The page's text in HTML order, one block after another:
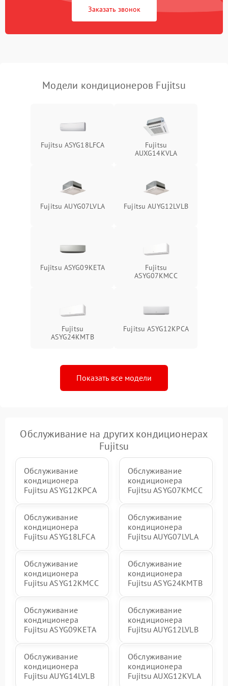
1000 ₽ Подробнее →
Заказать звонок
Модели кондиционеров Fujitsu
Fujitsu ASYG18LFCA
Fujitsu
AUXG14KVLA
Fujitsu AUYG07LVLA Fujitsu AUYG12LVLB
Fujitsu ASYG09KETA
Fujitsu
ASYG07KMCC
Fujitsu
ASYG24KMTB
Fujitsu ASYG12KPCA
Показать все модели
Обслуживание на других кондиционерах
Fujitsu
Обслуживание
кондиционера
Fujitsu ASYG12KPCA
Обслуживание
кондиционера
Fujitsu ASYG07KMCC
Обслуживание
кондиционера
Fujitsu ASYG18LFCA
Обслуживание
кондиционера
Fujitsu AUYG07LVLA
Обслуживание
кондиционера
Fujitsu ASYG12KMCC
Обслуживание
кондиционера
Fujitsu ASYG24KMTB
Обслуживание
кондиционера
Fujitsu ASYG09KETA
Обслуживание
кондиционера
Fujitsu AUYG12LVLB
Обслуживание
кондиционера
Fujitsu AUYG14LVLB
Обслуживание
кондиционера
Fujitsu AUXG12KVLA